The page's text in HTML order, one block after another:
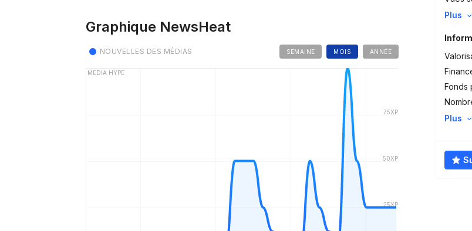
Plus
Fonds
Plus
Graphique NewsHeat
SEMAINE MOIS ANNÉE
NOUVELLES DES MÉDIAS